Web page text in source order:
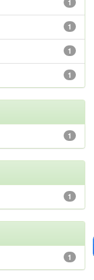
1
1
1
1
1
1
1